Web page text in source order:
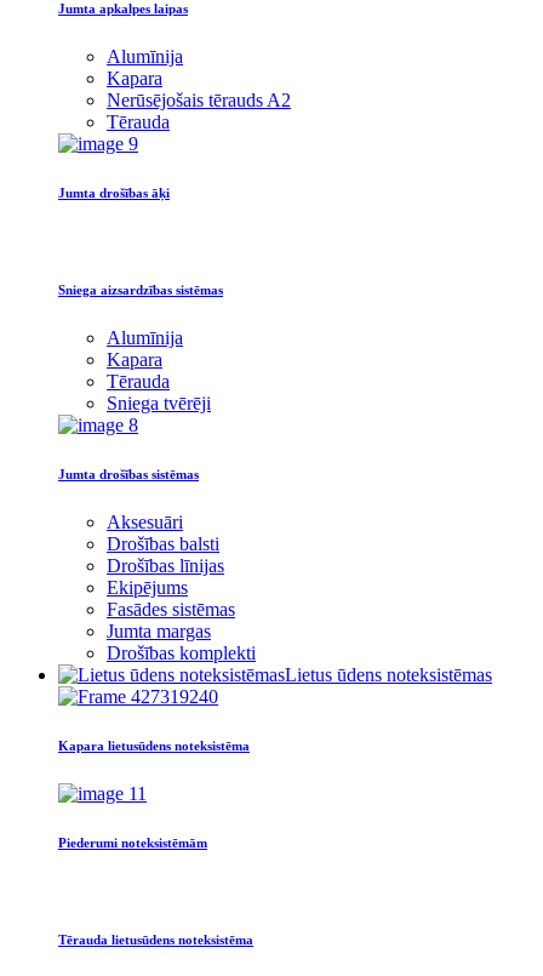
Jumta apkalpes laipas
Alumīnija
Kapara
Nerūsējošais tērauds A2
Tērauda
Jumta drošības āķi
Sniega aizsardzības sistēmas
Alumīnija
Kapara
Tērauda
Sniega tvērēji
Jumta drošības sistēmas
Aksesuāri
Drošības balsti
Drošības līnijas
Ekipējums
Fasādes sistēmas
Jumta margas
Drošības komplekti
Lietus ūdens noteksistēmas
Kapara lietusūdens noteksistēma
Piederumi noteksistēmām
Tērauda lietusūdens noteksistēma